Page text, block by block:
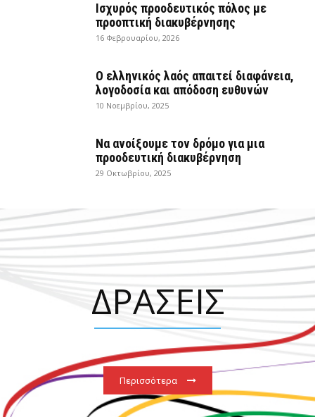
Ισχυρός προοδευτικός πόλος με
προοπτική διακυβέρνησης
16 Φεβρουαρίου, 2026
Ο ελληνικός λαός απαιτεί διαφάνεια,
λογοδοσία και απόδοση ευθυνών
10 Νοεμβρίου, 2025
Να ανοίξουμε τον δρόμο για μια
προοδευτική διακυβέρνηση
29 Οκτωβρίου, 2025
ΔΡΑΣΕΙΣ
Περισσότερα